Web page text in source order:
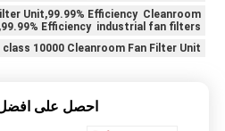
Unit,99.99% Efficiency Cleanroom
Efficiency industrial fan filters
class 10000 Cleanroom Fan Filter Unit
احصل على